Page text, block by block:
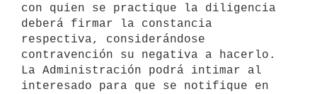
con quien se practique la diligencia
deberá firmar la constancia
respectiva, considerándose
contravención su negativa a hacerlo.
La Administración podrá intimar al
interesado para que se notifique en